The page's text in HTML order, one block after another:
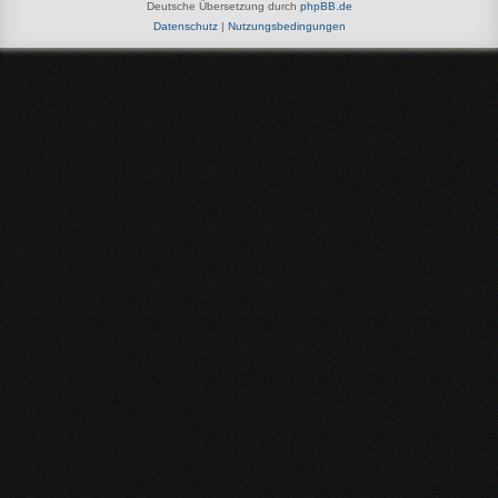
Deutsche Übersetzung durch phpBB.de
Datenschutz| Nutzungsbedingungen